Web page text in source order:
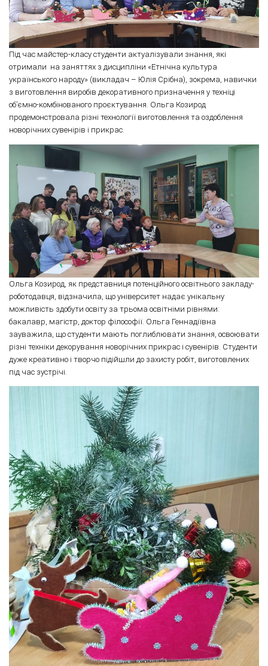
Під час майстер-класу студенти актуалізували знання, які
отримали на заняттях з дисципліни «Етнічна культура
українського народу» (викладач – Юлія Срібна), зокрема, навички
з виготовлення виробів декоративного призначення у техніці
об’ємно-комбінованого проєктування. Ольга Козирод
продемонстровала різні технології виготовлення та оздоблення
новорічних сувенірів і прикрас.
Ольга Козирод, як представниця потенційного освітнього закладу-
роботодавця, відзначила, що університет надає унікальну
можливість здобути освіту за трьома освітніми рівнями:
бакалавр, магістр, доктор філософії. Ольга Геннадіївна
зауважила, що студенти мають поглиблювати знання, освоювати
різні техніки декорування новорічних прикрас і сувенірів. Студенти
дуже креативно і творчо підійшли до захисту робіт, виготовлених
під час зустрічі.